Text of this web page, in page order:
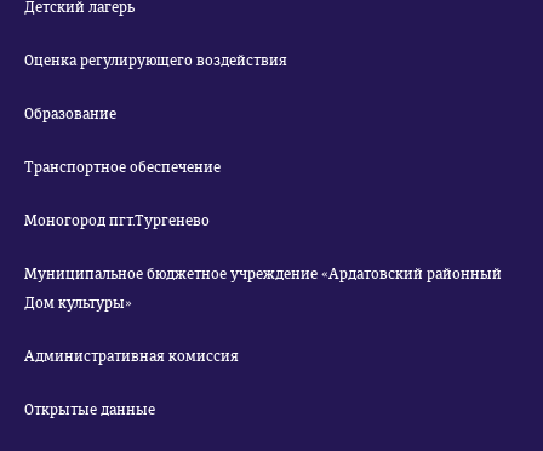
Детский лагерь
Оценка регулирующего воздействия
Образование
Транспортное обеспечение
Моногород пгт.Тургенево
Муниципальное бюджетное учреждение «Ардатовский районный
Дом культуры»
Административная комиссия
Открытые данные